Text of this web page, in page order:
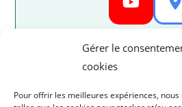
Gérer le
cookies
Pour offrir les meilleures expériences,